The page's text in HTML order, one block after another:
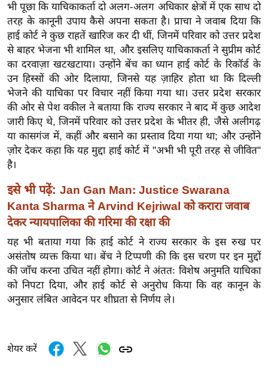
ऑ
टो
व
र्ल्ड
न्यू
ज
ब्री
फ
म
नो
ज
न
ज
त
बॉ
ली
वु
ली
भी पूछा कि याचिकाकर्ता दो अलग-अलग अधिकार क्षेत्रों में एक साथ दो
तरह के कानूनी उपाय कैसे अपना सकता है। प्राचा ने जवाब दिया कि
हाई कोर्ट ने कुछ राहतें खारिज कर दी थीं, जिनमें परिवार को उत्तर प्रदेश
से बाहर भेजना भी शामिल था, और इसलिए याचिकाकर्ता ने सुप्रीम कोर्ट
का दरवाज़ा खटखटाया। उन्होंने बेंच का ध्यान हाई कोर्ट के रिकॉर्ड के
उन हिस्सों की ओर दिलाया, जिनसे यह ज़ाहिर होता था कि दिल्ली
भेजने की याचिका पर विचार नहीं किया गया था। उत्तर प्रदेश सरकार
की ओर से पेश वकील ने बताया कि राज्य सरकार ने बाद में कुछ आदेश
जारी किए थे, जिनमें परिवार को उत्तर प्रदेश के भीतर ही, जैसे अलीगढ़
या कासगंज में, कहीं और बसाने का प्रस्ताव दिया गया था; और उन्होंने
ज़ोर देकर कहा कि यह मुद्दा हाई कोर्ट में "अभी भी पूरी तरह से जीवित"
है।
इसे भी पढ़ें: Jan Gan Man: Justice Swarana
Kanta Sharma ने Arvind Kejriwal को करारा जवाब
देकर न्यायपालिका की गरिमा की रक्षा की
यह भी बताया गया कि हाई कोर्ट ने राज्य सरकार के इस रुख पर
असंतोष व्यक्त किया था। बेंच ने टिप्पणी की कि इस चरण पर इन मुद्दों
की जाँच करना उचित नहीं होगा। कोर्ट ने अंततः विशेष अनुमति याचिका
को निपटा दिया, और हाई कोर्ट से अनुरोध किया कि वह कानून के
अनुसार लंबित आवेदन पर शीघ्रता से निर्णय ले।
शेयर करें